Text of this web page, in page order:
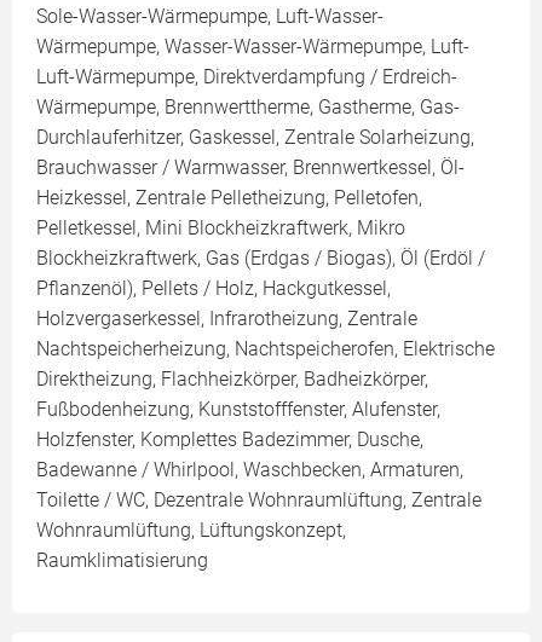
Sole-Wasser-Wärmepumpe, Luft-Wasser-
Wärmepumpe, Wasser-Wasser-Wärmepumpe, Luft-
Luft-Wärmepumpe, Direktverdampfung / Erdreich-
Wärmepumpe, Brennwerttherme, Gastherme, Gas-
Durchlauferhitzer, Gaskessel, Zentrale Solarheizung,
Brauchwasser / Warmwasser, Brennwertkessel, Öl-
Heizkessel, Zentrale Pelletheizung, Pelletofen,
Pelletkessel, Mini Blockheizkraftwerk, Mikro
Blockheizkraftwerk, Gas (Erdgas / Biogas), Öl (Erdöl /
Pflanzenöl), Pellets / Holz, Hackgutkessel,
Holzvergaserkessel, Infrarotheizung, Zentrale
Nachtspeicherheizung, Nachtspeicherofen, Elektrische
Direktheizung, Flachheizkörper, Badheizkörper,
Fußbodenheizung, Kunststofffenster, Alufenster,
Holzfenster, Komplettes Badezimmer, Dusche,
Badewanne / Whirlpool, Waschbecken, Armaturen,
Toilette / WC, Dezentrale Wohnraumlüftung, Zentrale
Wohnraumlüftung, Lüftungskonzept,
Raumklimatisierung